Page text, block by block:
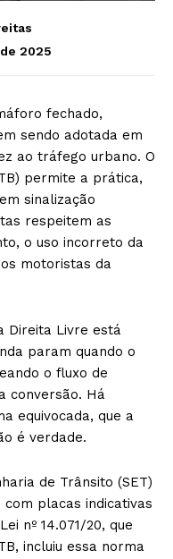
2025
fechado,
sendo adotada em
ao tráfego urbano. O
permite a prática,
sinalização
respeitem as
o uso incorreto da
motoristas da
Direita Livre está
param quando o
o fluxo de
conversão. Há
equivocada, que a
é verdade.
de Trânsito (SET)
placas indicativas
nº 14.071/20, que
incluiu essa norma